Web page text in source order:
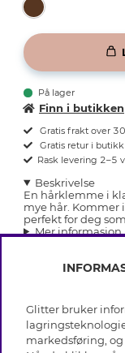
På lager
Finn i butikken
Gratis frakt over
Gratis retur i butikk
Rask levering 2–5
Beskrivelse
En hårklemme i
mye hår. Kommer
perfekt for deg
Mer informasjon
Glitter bruker
markedsføring,